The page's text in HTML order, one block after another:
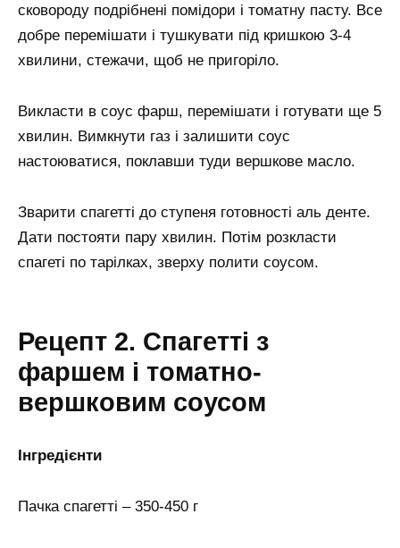
сковороду подрібнені помідори і томатну пасту. Все
добре перемішати і тушкувати під кришкою 3-4
хвилини, стежачи, щоб не пригоріло.
Викласти в соус фарш, перемішати і готувати ще 5
хвилин. Вимкнути газ і залишити соус
настоюватися, поклавши туди вершкове масло.
Зварити спагетті до ступеня готовності аль денте.
Дати постояти пару хвилин. Потім розкласти
спагеті по тарілках, зверху полити соусом.
Рецепт 2. Спагетті з
фаршем і томатно-
вершковим соусом
Інгредієнти
Пачка спагетті – 350-450 г